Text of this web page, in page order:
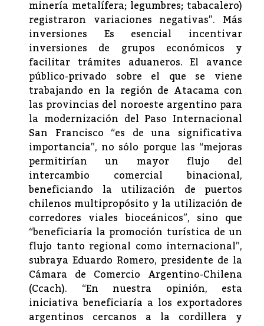
minería metalífera; legumbres; tabacalero)
registraron variaciones negativas”. Más
inversiones Es esencial incentivar
inversiones de grupos económicos y
facilitar trámites aduaneros. El avance
público-privado sobre el que se viene
trabajando en la región de Atacama con
las provincias del noroeste argentino para
la modernización del Paso Internacional
San Francisco “es de una significativa
importancia”, no sólo porque las “mejoras
permitirían un mayor flujo del
intercambio comercial binacional,
beneficiando la utilización de puertos
chilenos multipropósito y la utilización de
corredores viales bioceánicos”, sino que
“beneficiaría la promoción turística de un
flujo tanto regional como internacional”,
subraya Eduardo Romero, presidente de la
Cámara de Comercio Argentino-Chilena
(Ccach). “En nuestra opinión, esta
iniciativa beneficiaría a los exportadores
argentinos cercanos a la cordillera y